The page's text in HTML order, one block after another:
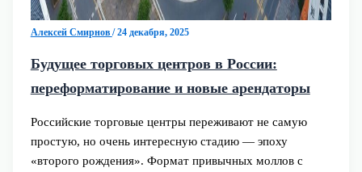
Алексей Смирнов /24 декабря, 2025
Будущее торговых центров в России:
переформатирование и новые арендаторы
Российские торговые центры переживают не самую
простую, но очень интересную стадию — эпоху
«второго рождения». Формат привычных моллов с